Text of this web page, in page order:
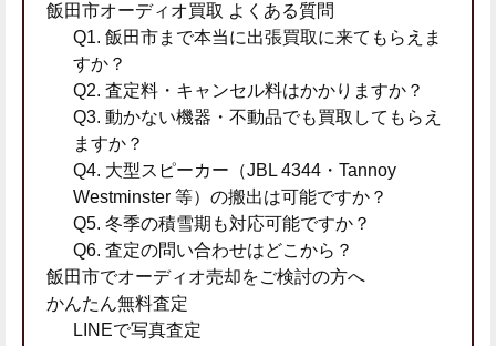
飯田市オーディオ買取 よくある質問
Q1. 飯田市まで本当に出張買取に来てもらえま
すか？
Q2. 査定料・キャンセル料はかかりますか？
Q3. 動かない機器・不動品でも買取してもらえ
ますか？
Q4. 大型スピーカー（JBL 4344・Tannoy
Westminster 等）の搬出は可能ですか？
Q5. 冬季の積雪期も対応可能ですか？
Q6. 査定の問い合わせはどこから？
飯田市でオーディオ売却をご検討の方へ
かんたん無料査定
LINEで写真査定